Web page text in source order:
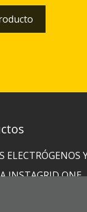
ELECTRÓGENOS
INSTAGRID ONE